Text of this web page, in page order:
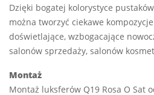
Dzięki bogatej kolorystyce
można tworzyć ciekawe
doświetlające, wzbogacające
salonów sprzedaży, salonów
Montaż
Montaż luksferów Q19 Rosa O Sat